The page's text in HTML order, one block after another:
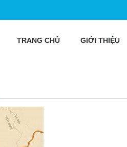
TRANG CHỦ GIỚI THIỆU